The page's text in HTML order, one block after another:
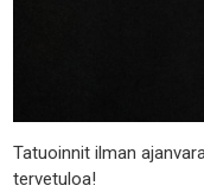
Tatuoinnit ilman
tervetuloa!